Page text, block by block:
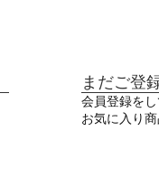
まだご登
会員登録を
お気に入り